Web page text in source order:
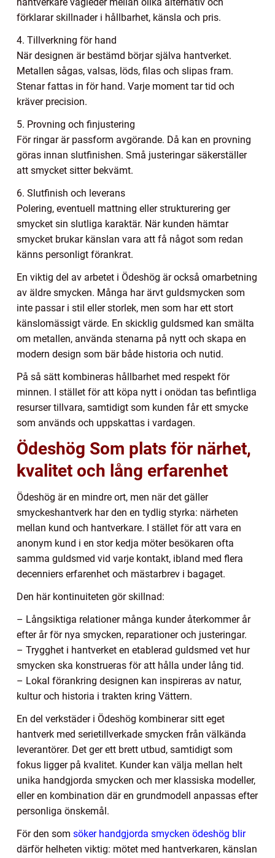
förklarar skillnader i hållbarhet, känsla och pris.
4. Tillverkning för hand
När designen är bestämd börjar själva hantverket.
Metallen sågas, valsas, löds, filas och slipas fram.
Stenar fattas in för hand. Varje moment tar tid och
kräver precision.
5. Provning och finjustering
För ringar är passform avgörande. Då kan en provning
göras innan slutfinishen. Små justeringar säkerställer
att smycket sitter bekvämt.
6. Slutfinish och leverans
Polering, eventuell mattning eller strukturering ger
smycket sin slutliga karaktär. När kunden hämtar
smycket brukar känslan vara att få något som redan
känns personligt förankrat.
En viktig del av arbetet i Ödeshög är också omarbetning
av äldre smycken. Många har ärvt guldsmycken som
inte passar i stil eller storlek, men som har ett stort
känslomässigt värde. En skicklig guldsmed kan smälta
om metallen, använda stenarna på nytt och skapa en
modern design som bär både historia och nutid.
På så sätt kombineras hållbarhet med respekt för
minnen. I stället för att köpa nytt i onödan tas befintliga
resurser tillvara, samtidigt som kunden får ett smycke
som används och uppskattas i vardagen.
Ödeshög Som plats för närhet,
kvalitet och lång erfarenhet
Ödeshög är en mindre ort, men när det gäller
smyckeshantverk har den en tydlig styrka: närheten
mellan kund och hantverkare. I stället för att vara en
anonym kund i en stor kedja möter besökaren ofta
samma guldsmed vid varje kontakt, ibland med flera
decenniers erfarenhet och mästarbrev i bagaget.
Den här kontinuiteten gör skillnad:
– Långsiktiga relationer många kunder återkommer år
efter år för nya smycken, reparationer och justeringar.
– Trygghet i hantverket en etablerad guldsmed vet hur
smycken ska konstrueras för att hålla under lång tid.
– Lokal förankring designen kan inspireras av natur,
kultur och historia i trakten kring Vättern.
En del verkstäder i Ödeshög kombinerar sitt eget
hantverk med serietillverkade smycken från välkända
leverantörer. Det ger ett brett utbud, samtidigt som
fokus ligger på kvalitet. Kunder kan välja mellan helt
unika handgjorda smycken och mer klassiska modeller,
eller en kombination där en grundmodell anpassas efter
personliga önskemål.
För den som söker handgjorda smycken ödeshög blir
därför helheten viktig: mötet med hantverkaren, känslan